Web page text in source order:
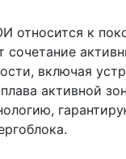
относится к
сочетание
включая
активной